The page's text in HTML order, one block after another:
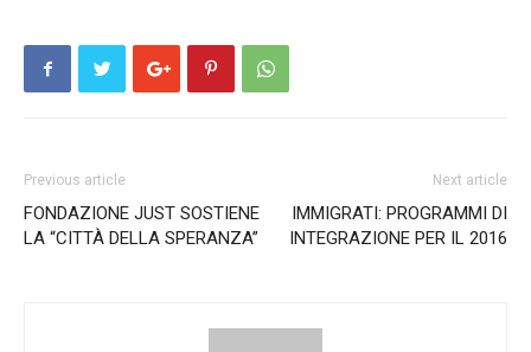
Previous article
FONDAZIONE JUST SOSTIENE
LA “CITTÀ DELLA SPERANZA”
Next article
IMMIGRATI: PROGRAMMI DI
INTEGRAZIONE PER IL 2016